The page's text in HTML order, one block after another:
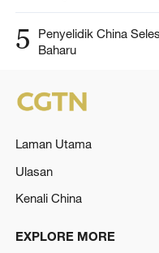
5
Penyelidik China
Baharu
Laman Utama
Ulasan
Kenali China
EXPLORE MORE